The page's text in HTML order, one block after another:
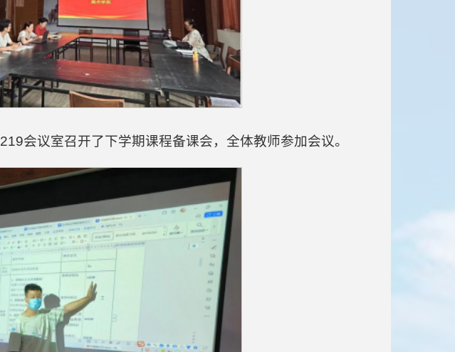
会议室召开了下学期课程备课会，全体教师参加会议。